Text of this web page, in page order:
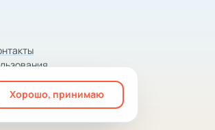
Хорошо, принимаю